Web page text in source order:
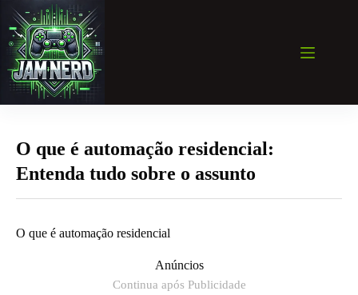
para
conteúdo
O que é automação residencial:
Entenda tudo sobre o assunto
O que é automação residencial
Anúncios
Continua após Publicidade